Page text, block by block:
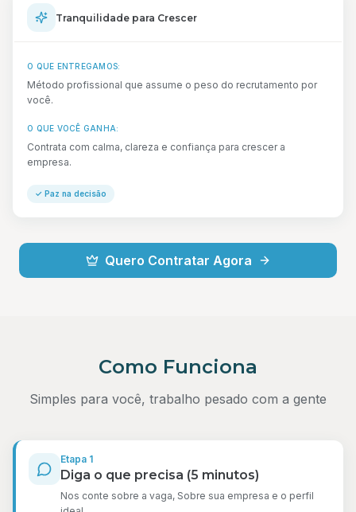
Tranquilidade para Crescer
O QUE ENTREGAMOS:
Método profissional que assume o peso do recrutamento por
você.
O QUE VOCÊ GANHA:
Contrata com calma, clareza e confiança para crescer a
empresa.
✓ Paz na decisão
Quero Contratar Agora
Como Funciona
Simples para você, trabalho pesado com a gente
Etapa 1
Diga o que precisa (5 minutos)
Nos conte sobre a vaga, Sobre sua empresa e o perfil